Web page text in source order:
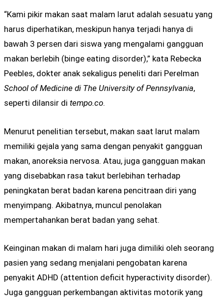
“Kami pikir makan saat malam larut adalah sesuatu yang
harus diperhatikan, meskipun hanya terjadi hanya di
bawah 3 persen dari siswa yang mengalami gangguan
makan berlebih (binge eating disorder),” kata Rebecka
Peebles, dokter anak sekaligus peneliti dari Perelman
School of Medicine di The University of Pennsylvania,
seperti dilansir di tempo.co.
Menurut penelitian tersebut, makan saat larut malam
memiliki gejala yang sama dengan penyakit gangguan
makan, anoreksia nervosa. Atau, juga gangguan makan
yang disebabkan rasa takut berlebihan terhadap
peningkatan berat badan karena pencitraan diri yang
menyimpang. Akibatnya, muncul penolakan
mempertahankan berat badan yang sehat.
Keinginan makan di malam hari juga dimiliki oleh seorang
pasien yang sedang menjalani pengobatan karena
penyakit ADHD (attention deficit hyperactivity disorder).
Juga gangguan perkembangan aktivitas motorik yang